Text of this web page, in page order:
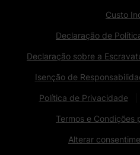
Custo
Declaração de
Declaração sobre a
Isenção de
Política de Privacidade
Termos e Condições
Alterar